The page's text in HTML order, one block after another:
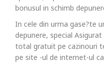
bonusul in schimb
In cele din urma gase?te
depunere, special
total gratuit pe cazinouri
pe site -ul de internet-ul